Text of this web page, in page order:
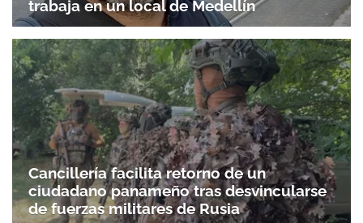
trabaja en un local de Medellín
Cancillería facilita retorno de un
ciudadano panameño tras desvincularse
de fuerzas militares de Rusia